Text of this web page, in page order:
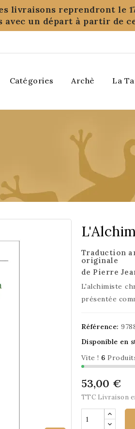
livraisons reprendront le
avec un départ à partir de
Catégories Archè La
Traduction
originale
de Pierre
L'alchimiste
présentée
Référence:
Disponible en
Vite ! 6
53,00 €
TTC Livraison